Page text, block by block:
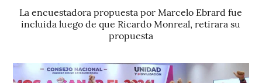
La encuestadora propuesta por Marcelo Ebrard fue
incluida luego de que Ricardo Monreal, retirara su
propuesta